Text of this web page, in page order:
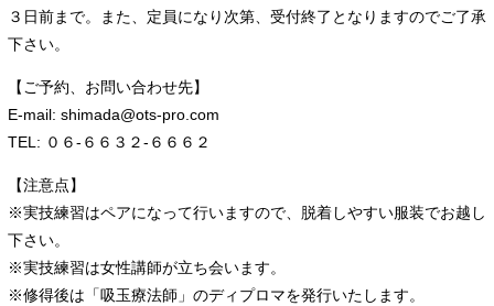
３日前まで。また、定員になり次第、受付終了となりますのでご了承
下さい。
【ご予約、お問い合わせ先】
E-mail: shimada@ots-pro.com
TEL: ０６-６６３２-６６６２
【注意点】
※実技練習はペアになって行いますので、脱着しやすい服装でお越し
下さい。
※実技練習は女性講師が立ち会います。
※修得後は「吸玉療法師」のディプロマを発行いたします。